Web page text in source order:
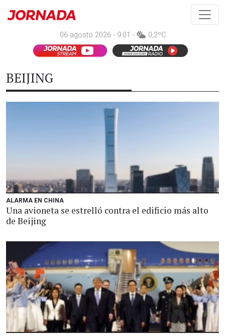
06 agosto 2026 - 9:01 - 0,2ºC
BEIJING
ALARMA EN CHINA
Una avioneta se estrelló contra el edificio más alto
de Beijing